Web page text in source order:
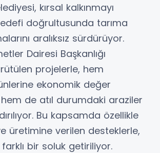
kırsal kalkınmayı
doğrultusunda tarıma
aralıksız sürdürüyor.
Dairesi Başkanlığı
projelerle, hem
ekonomik değer
hem de atıl durumdaki araziler
Bu kapsamda özellikle
üretimine verilen desteklerle,
farklı bir soluk getiriliyor.